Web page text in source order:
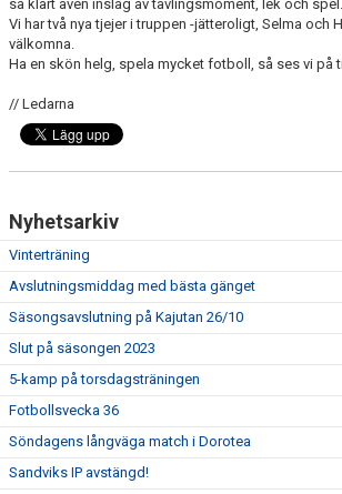
så klart även inslag av tävlingsmoment, lek och spel.
Vi har två nya tjejer i truppen -jätteroligt, Selma och
välkomna.
Ha en skön helg, spela mycket fotboll, så ses vi på
// Ledarna
Nyhetsarkiv
Vinterträning
Avslutningsmiddag med bästa gänget
Säsongsavslutning på Kajutan 26/10
Slut på säsongen 2023
5-kamp på torsdagsträningen
Fotbollsvecka 36
Söndagens långväga match i Dorotea
Sandviks IP avstängd!